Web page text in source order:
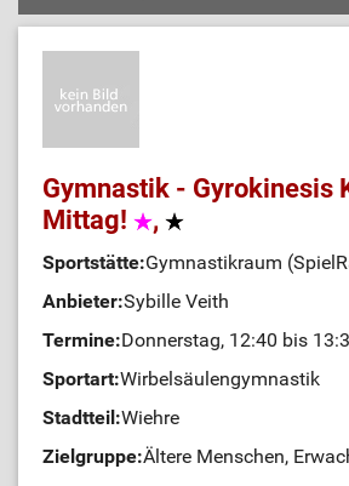
Gymnastik - Gyrokinesis
Mittag!
,
Sportstätte:Gymnastikraum
Anbieter:Sybille Veith
Termine:Donnerstag, 12:40 bis
Sportart:Wirbelsäulengymnastik
Stadtteil:Wiehre
Zielgruppe:Ältere Menschen,